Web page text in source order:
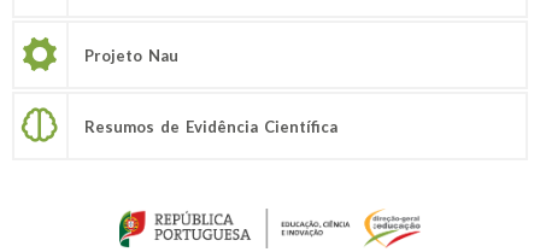
Projeto Nau
Resumos de Evidência Científica